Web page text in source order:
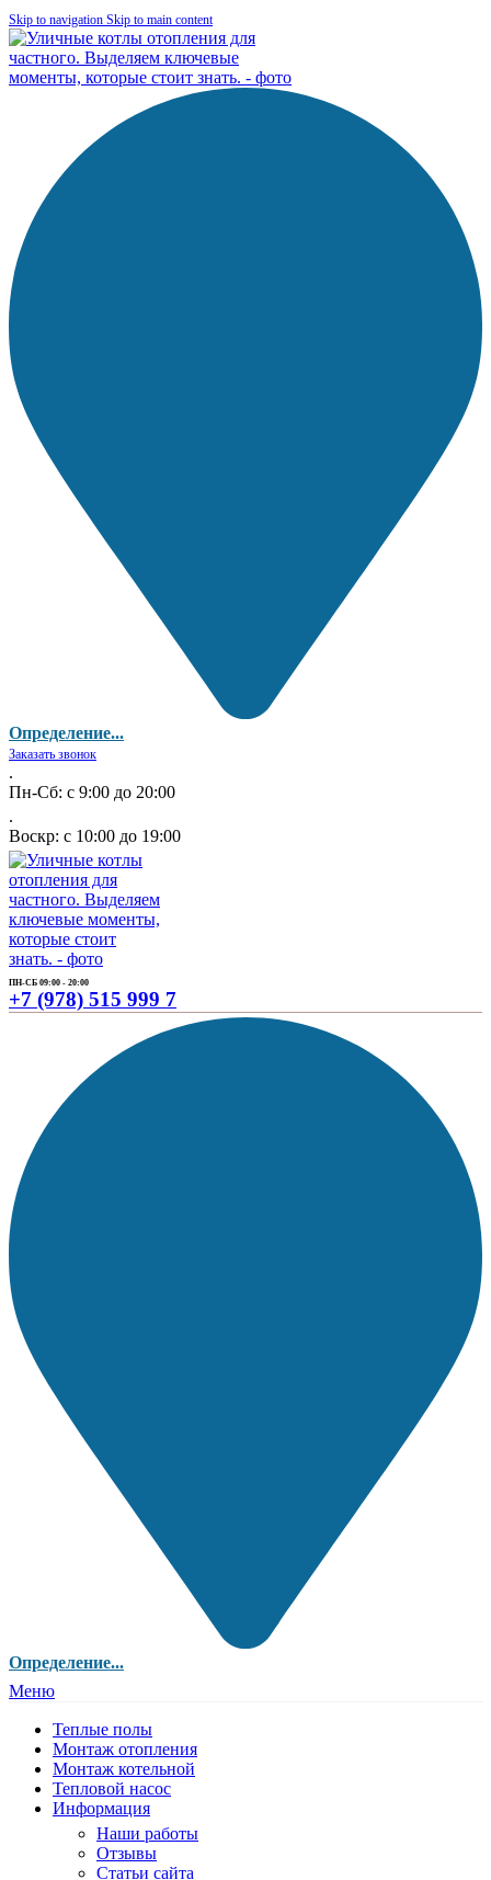
Skip to navigation Skip to main content
Определение...
Заказать звонок
.
Пн-Сб: с 9:00 до 20:00
.
Воскр: с 10:00 до 19:00
ПН-СБ 09:00 - 20:00
+7 (978) 515 999 7
Определение...
Меню
Теплые полы
Монтаж отопления
Монтаж котельной
Тепловой насос
Информация
Наши работы
Отзывы
Статьи сайта